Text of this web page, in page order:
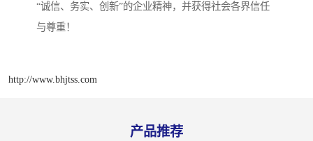
“诚信、务实、创新”的企业精神，并获得社会各界信任
与尊重！
http://www.bhjtss.com
产品推荐